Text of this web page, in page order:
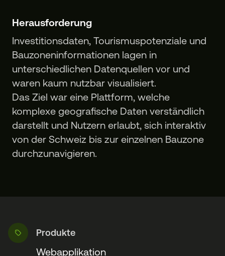
Herausforderung
Investitionsdaten, Tourismuspotenziale und
Bauzoneninformationen lagen in
unterschiedlichen Datenquellen vor und
waren kaum nutzbar visualisiert.
Das Ziel war eine Plattform, welche
komplexe geografische Daten verständlich
darstellt und Nutzern erlaubt, sich interaktiv
von der Schweiz bis zur einzelnen Bauzone
durchzunavigieren.
Produkte
Webapplikation